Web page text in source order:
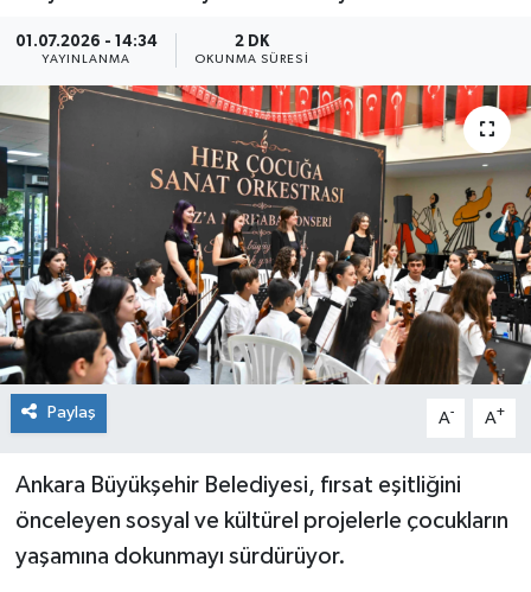
01.07.2026 - 14:34
YAYINLANMA
2 DK
OKUNMA SÜRESI
Paylaş A- A+
Ankara Büyükşehir Belediyesi, fırsat eşitliğini
önceleyen sosyal ve kültürel projelerle çocukların
yaşamına dokunmayı sürdürüyor.